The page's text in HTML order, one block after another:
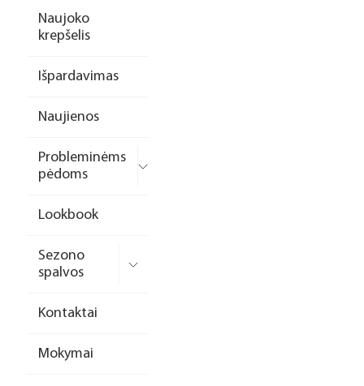
Naujoko
krepšelis
Išpardavimas
Naujienos
Probleminėms
pėdoms
Lookbook
Sezono
spalvos
Kontaktai
Mokymai